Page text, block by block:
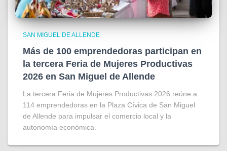
SAN MIGUEL DE ALLENDE
Más de 100 emprendedoras participan en
la tercera Feria de Mujeres Productivas
2026 en San Miguel de Allende
La tercera Feria de Mujeres Productivas 2026 reúne a
114 emprendedoras en la Plaza Cívica de San Miguel
de Allende para impulsar el comercio local y la
autonomía económica.